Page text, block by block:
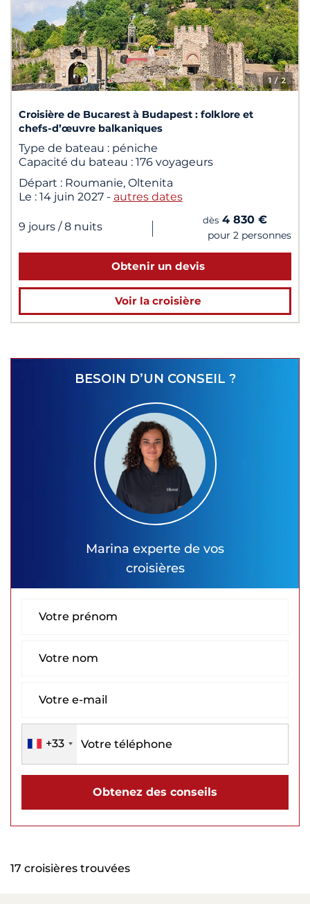
1/ 2
Croisière de Bucarest à Budapest : folklore et
chefs-d’œuvre balkaniques
Type de bateau : péniche
Capacité du bateau : 176 voyageurs
Départ : Roumanie, Oltenita
Le : 14 juin 2027 - autres dates
9 jours / 8 nuits | dès 4 830 €
pour 2 personnes
Obtenir un devis
Voir la croisière
BESOIN D’UN CONSEIL ?
Marina experte de vos
croisières
+33
Obtenez des conseils
17 croisières trouvées